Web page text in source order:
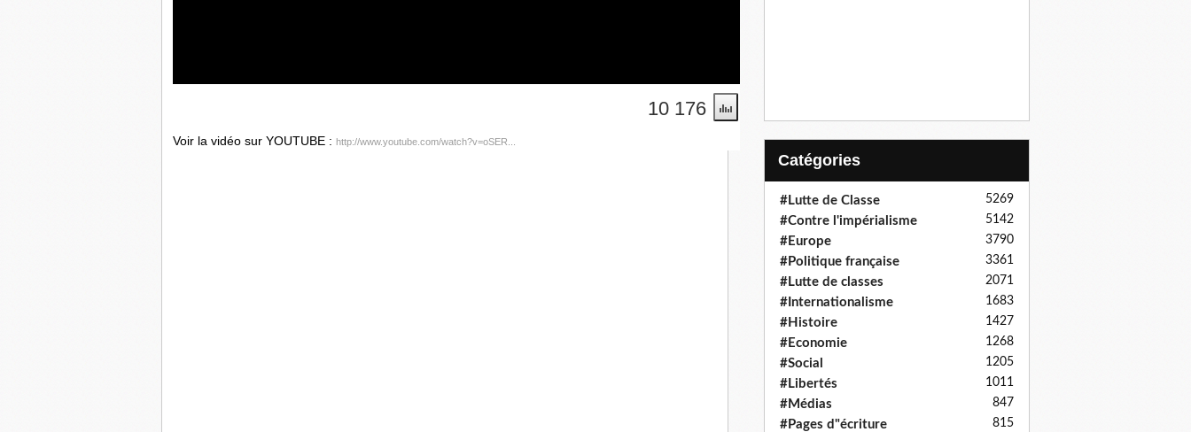
10 176
Voir la vidéo sur YOUTUBE : http://www.youtube.com/watch?v=oSER...
Catégories
#Lutte de Classe 5269
#Contre l'impérialisme 5142
#Europe 3790
#Politique française 3361
#Lutte de classes 2071
#Internationalisme 1683
#Histoire 1427
#Economie 1268
#Social 1205
#Libertés 1011
#Médias 847
#Pages d"écriture 815